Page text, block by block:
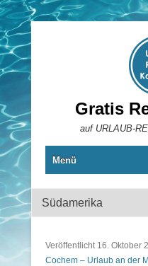
Gratis
auf URLAUB-
Menü
Reisekataloge
Veröffentlicht 16. Oktober
Cochem – Urlaub an der